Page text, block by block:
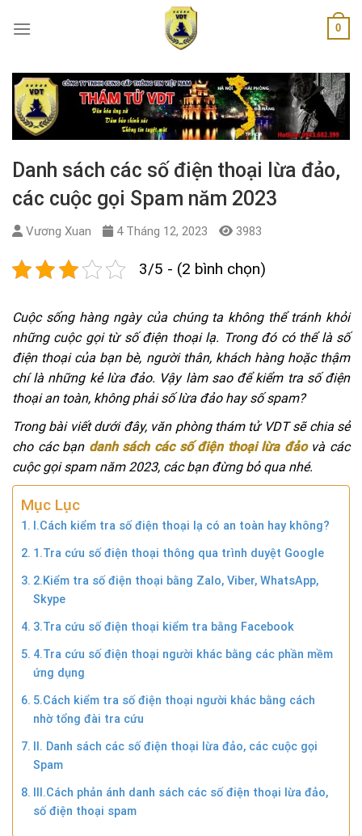
0
Danh sách các số điện thoại lừa đảo,
các cuộc gọi Spam năm 2023
Vương Xuan 4 Tháng 12, 2023 3983
3/5 - (2 bình chọn)
Cuộc sống hàng ngày của chúng ta không thể tránh khỏi
những cuộc gọi từ số điện thoại lạ. Trong đó có thể là số
điện thoại của bạn bè, người thân, khách hàng hoặc thậm
chí là những kẻ lừa đảo. Vậy làm sao để kiểm tra số điện
thoại an toàn, không phải số lừa đảo hay số spam?
Trong bài viết dưới đây, văn phòng thám tử VDT sẽ chia sẻ
cho các bạn danh sách các số điện thoại lừa đảovà các
cuộc gọi spam năm 2023, các bạn đừng bỏ qua nhé.
Mục Lục
I.Cách kiểm tra số điện thoại lạ có an toàn hay không?
1.Tra cứu số điện thoại thông qua trình duyệt Google
2.Kiểm tra số điện thoại bằng Zalo, Viber, WhatsApp,
Skype
3.Tra cứu số điện thoại kiểm tra bằng Facebook
4.Tra cứu số điện thoại người khác bằng các phần mềm
ứng dụng
5.Cách kiểm tra số điện thoại người khác bằng cách
nhờ tổng đài tra cứu
II. Danh sách các số điện thoại lừa đảo, các cuộc gọi
Spam
III.Cách phản ánh danh sách các số điện thoại lừa đảo,
số điện thoại spam